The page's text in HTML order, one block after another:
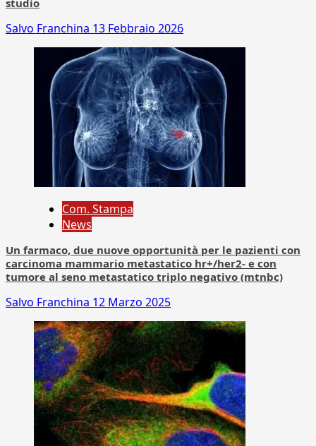
studio
Salvo Franchina 13 Febbraio 2026
Com. Stampa
News
Un farmaco, due nuove opportunità per le pazienti con
carcinoma mammario metastatico hr+/her2- e con
tumore al seno metastatico triplo negativo (mtnbc)
Salvo Franchina 12 Marzo 2025